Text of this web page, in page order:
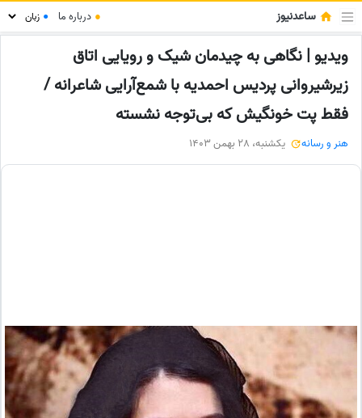
ساعدنیوز ● درباره ما ●
ویدیو | نگاهی به چیدمان شیک و رویایی اتاق
زیرشیروانی پردیس احمدیه با شمع‌آرایی شاعرانه /
فقط پت خونگیش که بی‌توجه نشسته
هنر و رسانه یکشنبه، 28 بهمن 1403